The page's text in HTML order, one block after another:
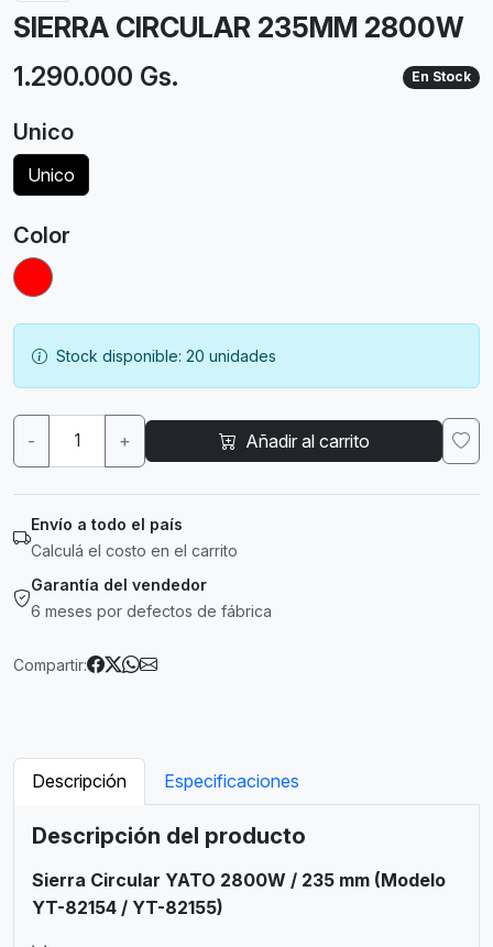
SIERRA CIRCULAR 235MM 2800W
1.290.000 Gs. En Stock
Unico
Unico
Color
Stock disponible: 20 unidades
- + Añadir al carrito
Envío a todo el país
Calculá el costo en el carrito
Garantía del vendedor
6 meses por defectos de fábrica
Compartir:
Descripción Especificaciones
Descripción del producto
Sierra Circular YATO 2800W / 235 mm (Modelo
YT-82154 / YT-82155)